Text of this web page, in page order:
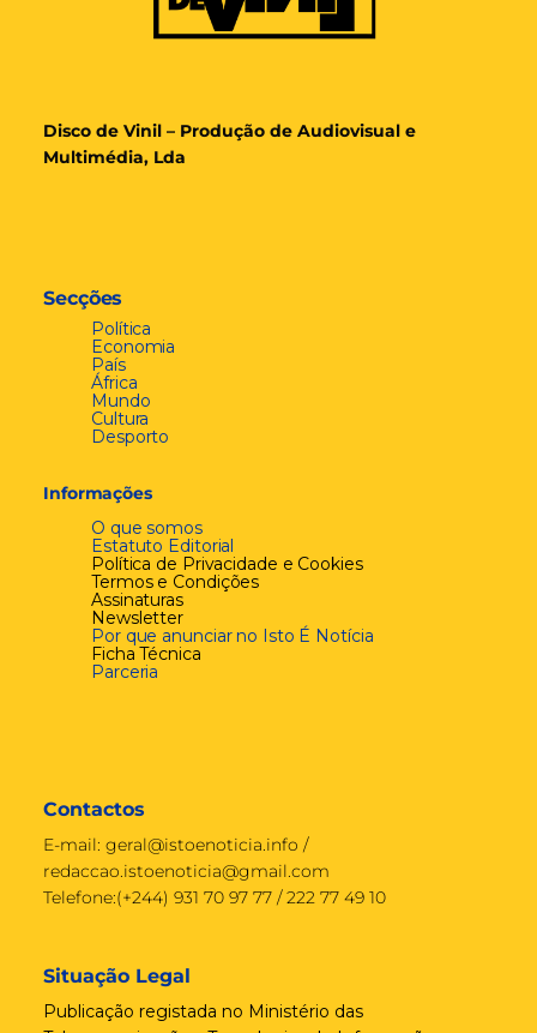
Disco de Vinil – Produção de Audiovisual e
Multimédia, Lda
Secções
Política
Economia
País
África
Mundo
Cultura
Desporto
Informações
O que somos
Estatuto Editorial
Política de Privacidade e Cookies
Termos e Condições
Assinaturas
Newsletter
Por que anunciar no Isto É Notícia
Ficha Técnica
Parceria
Contactos
E-mail: geral@istoenoticia.info /
redaccao.istoenoticia@gmail.com
Telefone:(+244) 931 70 97 77 / 222 77 49 10
Situação Legal
Publicação registada no Ministério das